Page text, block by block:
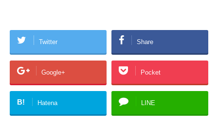
Twitter Share
Google+ Pocket
B! Hatena LINE